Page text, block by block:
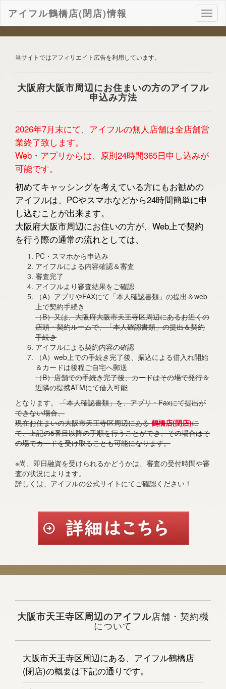
ナ
ビ
ゲ
ン
アイフル鶴橋店(閉店)情報
当サイトではアフィリエイト広告を利用しています。
大阪府大阪市周辺にお住まいの方のアイフル
申込み方法
2026年7月末にて、アイフルの無人店舗は全店舗営
業終了致します。
Web・アプリからは、原則24時間365日申し込みが
可能です。
初めてキャッシングを考えている方にもお勧めの
アイフルは、PCやスマホなどから24時間簡単に申
し込むことが出来ます。
大阪府大阪市周辺にお住いの方が、Web上で契約
を行う際の通常の流れとしては、
PC・スマホから申込み
アイフルによる内容確認＆審査
審査完了
アイフルより審査結果をご確認
（A）アプリやFAXにて「本人確認書類」の提出＆web
上で契約手続き
（B）又は、大阪府大阪市天王寺区周辺にあるお近くの
店頭・契約ルームで、「本人確認書類」の提出＆契約
手続き
アイフルによる契約内容の確認
（A）web上での手続き完了後、振込による借入れ開始
＆カードは後程ご自宅へ郵送
（B）店舗での手続き完了後、カードはその場で発行＆
近隣の提携ATMにて借入可能
となります。 「本人確認書類」を、アプリ・Faxにて提出が
できない場合、
現在お住まいの大阪市天王寺区周辺にある鶴橋店(閉店)に
て、上記の5番目以降の手順を行うことができ、その場合はそ
の場でカードを受け取ることも可能になります。
※尚、即日融資を受けられるかどうかは、審査の受付時間や審
査の状況によります。
詳しくは、アイフルの公式サイトにてご確認ください！
大阪市天王寺区周辺のアイフル店舗・契約機
について
大阪市天王寺区周辺にある、アイフル鶴橋店
(閉店)の概要は下記の通りです。